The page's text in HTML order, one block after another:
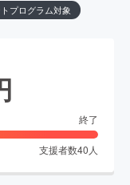
プログラム対象
終了
支援者数40 人